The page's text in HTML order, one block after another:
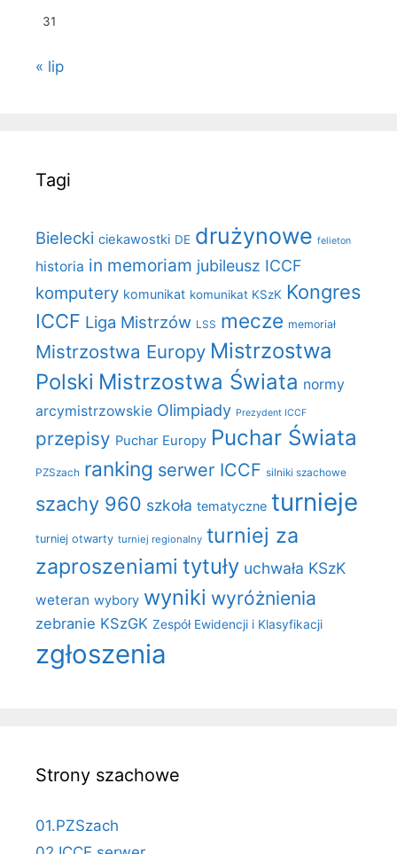
31
« lip
Tagi
Bielecki ciekawostki DE drużynowe felieton
historia in memoriam jubileusz ICCF
komputery komunikat komunikat KSzK Kongres
ICCF Liga Mistrzów LSS mecze memoriał
Mistrzostwa Europy Mistrzostwa
Polski Mistrzostwa Świata normy
arcymistrzowskie Olimpiady Prezydent ICCF
przepisy Puchar Europy Puchar Świata
PZSzach ranking serwer ICCF silniki szachowe
szachy 960 szkoła tematyczne turnieje
turniej otwarty turniej regionalny turniej za
zaproszeniami tytuły uchwała KSzK
weteran wybory wyniki wyróżnienia
zebranie KSzGK Zespół Ewidencji i Klasyfikacji
zgłoszenia
Strony szachowe
01.PZSzach